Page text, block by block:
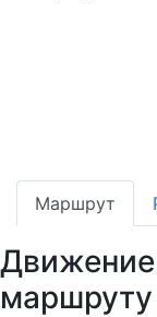
Маршрут
Движение